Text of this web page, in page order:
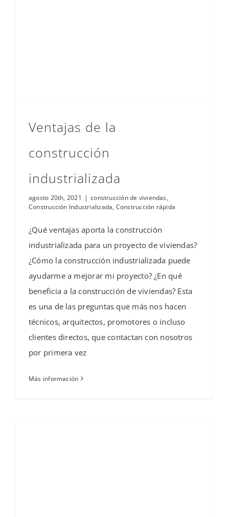
Ventajas de la
construcción
industrializada
agosto 20th, 2021 | construcción de viviendas,
Construcción Industrializada, Construcción rápida
¿Qué ventajas aporta la construcción
industrializada para un proyecto de viviendas?
¿Cómo la construcción industrializada puede
ayudarme a mejorar mi proyecto? ¿En qué
beneficia a la construcción de viviendas? Esta
es una de las preguntas que más nos hacen
técnicos, arquitectos, promotores o incluso
clientes directos, que contactan con nosotros
por primera vez
Más información